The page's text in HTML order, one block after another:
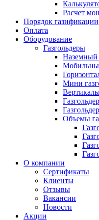
Расчет
Порядок газификации
Оплата
Оборудование
Газгольдеры
Наземный
Мини
Объемы
О компании
Сертификаты
Клиенты
Отзывы
Вакансии
Новости
Акции